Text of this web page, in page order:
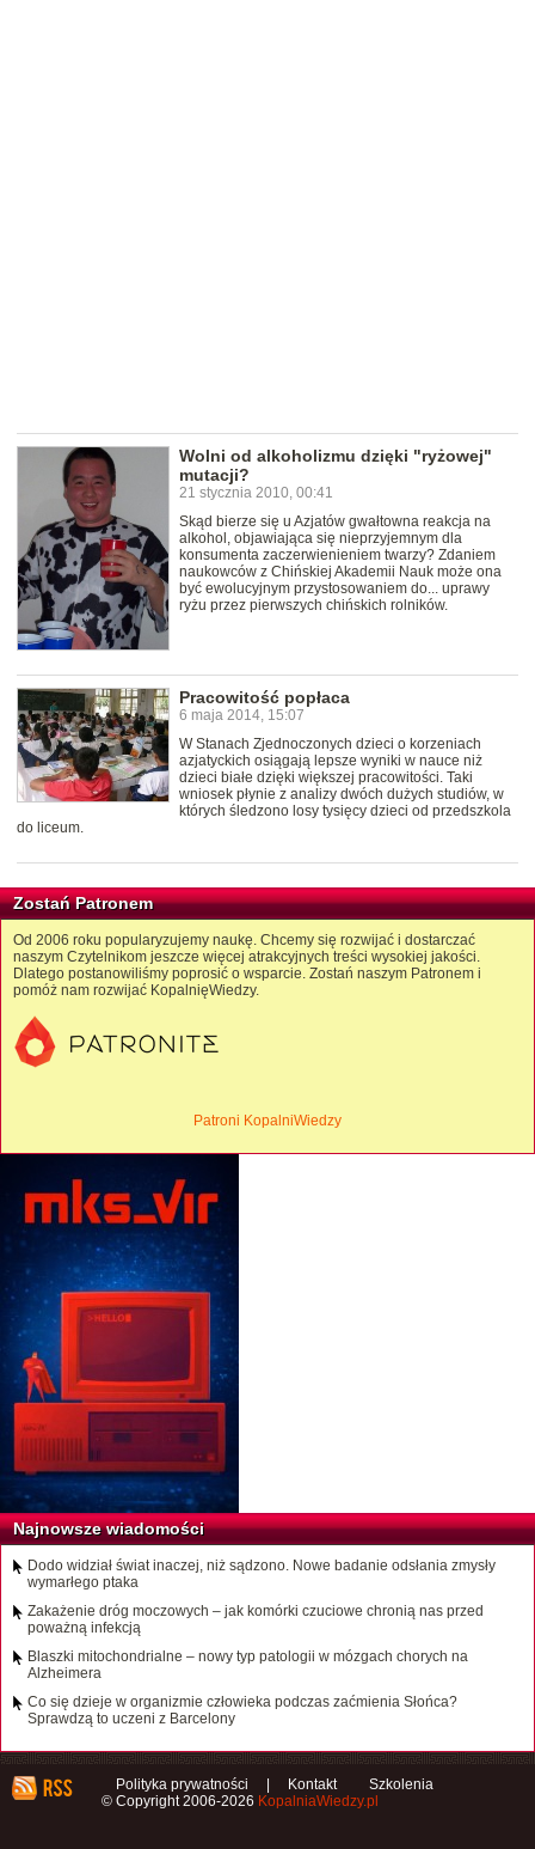
Wolni od alkoholizmu dzięki "ryżowej"
mutacji?
21 stycznia 2010, 00:41
Skąd bierze się u Azjatów gwałtowna reakcja na
alkohol, objawiająca się nieprzyjemnym dla
konsumenta zaczerwienieniem twarzy? Zdaniem
naukowców z Chińskiej Akademii Nauk może ona
być ewolucyjnym przystosowaniem do... uprawy
ryżu przez pierwszych chińskich rolników.
Pracowitość popłaca
6 maja 2014, 15:07
W Stanach Zjednoczonych dzieci o korzeniach
azjatyckich osiągają lepsze wyniki w nauce niż
dzieci białe dzięki większej pracowitości. Taki
wniosek płynie z analizy dwóch dużych studiów, w
których śledzono losy tysięcy dzieci od przedszkola
do liceum.
Zostań Patronem
Od 2006 roku popularyzujemy naukę. Chcemy się rozwijać i dostarczać
naszym Czytelnikom jeszcze więcej atrakcyjnych treści wysokiej jakości.
Dlatego postanowiliśmy poprosić o wsparcie. Zostań naszym Patronem i
pomóż nam rozwijać KopalnięWiedzy.
Patroni KopalniWiedzy
Najnowsze wiadomości
Dodo widział świat inaczej, niż sądzono. Nowe badanie odsłania zmysły
wymarłego ptaka
Zakażenie dróg moczowych – jak komórki czuciowe chronią nas przed
poważną infekcją
Blaszki mitochondrialne – nowy typ patologii w mózgach chorych na
Alzheimera
Co się dzieje w organizmie człowieka podczas zaćmienia Słońca?
Sprawdzą to uczeni z Barcelony
Polityka prywatności | Kontakt
Szkolenia
© Copyright 2006-2026 KopalniaWiedzy.pl